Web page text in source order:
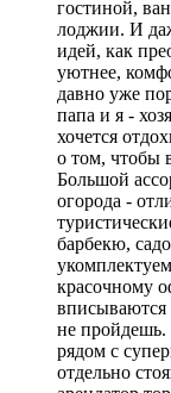
гостиной,
лоджии. И
идей, как
уютнее,
давно уже
папа и я -
хочется
о том, чтобы
Большой
огорода -
барбекю,
красочному
не
рядом с
отдельно